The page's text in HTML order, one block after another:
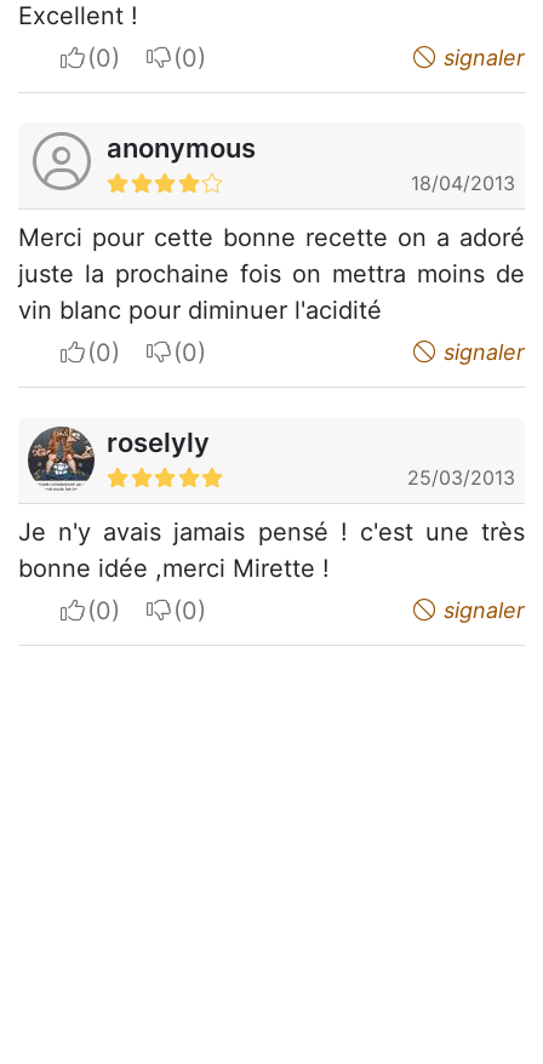
Excellent !
I apreciateI do not appreciate signaler
anonymous
18/04/2013
Merci pour cette bonne recette on a adoré
juste la prochaine fois on mettra moins de
vin blanc pour diminuer l'acidité
I apreciateI do not appreciate signaler
roselyly
25/03/2013
Je n'y avais jamais pensé ! c'est une très
bonne idée ,merci Mirette !
I apreciateI do not appreciate signaler